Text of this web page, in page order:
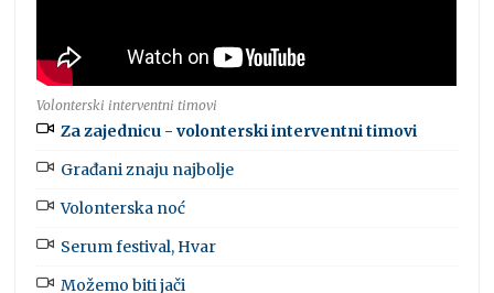
Volonterski interventni timovi
Za zajednicu - volonterski interventni timovi
Građani znaju najbolje
Volonterska noć
Serum festival, Hvar
Možemo biti jači